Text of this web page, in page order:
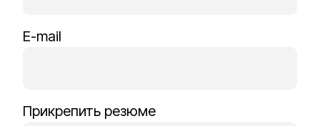
E-mail
Прикрепить резюме